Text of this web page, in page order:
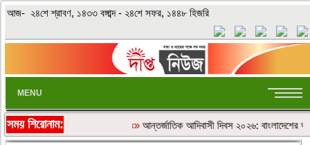
আজ- ২৪শে শ্রাবণ, ১৪৩৩ বঙ্গাব্দ - ২৪শে সফর, ১৪৪৮ হিজরি
MENU
সময় শিরোনাম: «» আন্তর্জাতিক আদিবাসী দিবস ২০২৬: বাংলাদেশের